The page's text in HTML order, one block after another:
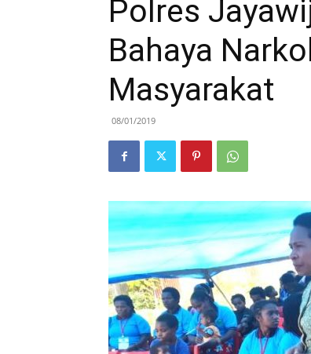
Polres
Bahaya
Masyarakat
08/01/2019